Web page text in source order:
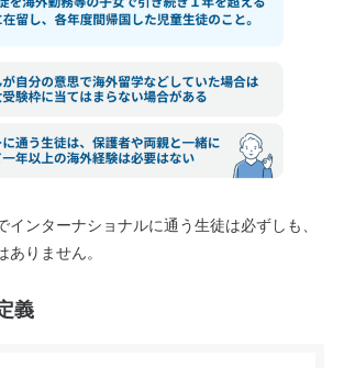
インターナショナルに通う生徒は必ずしも、
りません。
義